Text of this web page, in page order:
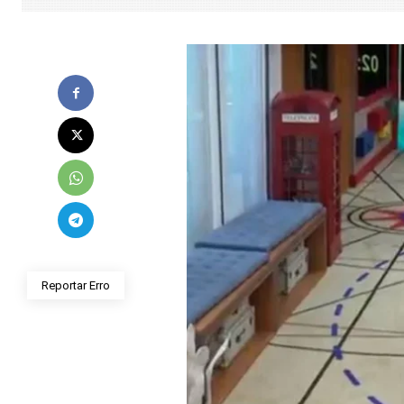
Reportar Erro